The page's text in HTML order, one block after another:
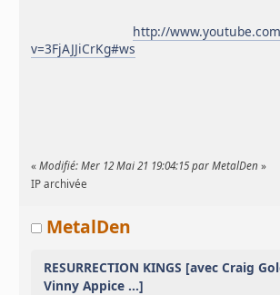
http://
v=3FjAJJiCrKg#ws
«Modifié: Mer 12 Mai 21 19:04:15 par MetalDen »
IP archivée
MetalDen
RESURRECTION KINGS [avec Craig
Vinny Appice ...]